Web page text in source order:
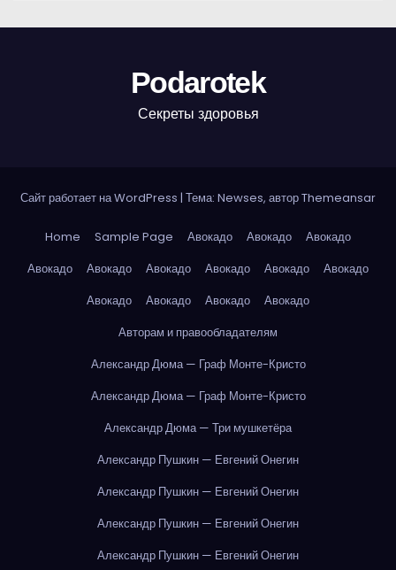
Podarotek
Секреты здоровья
Сайт работает на WordPress | Тема: Newses, авторThemeansar
Home Sample Page Авокадо Авокадо
Авокадо
Авокадо
Авокадо Авокадо Авокадо Авокадо
Авокадо
Авокадо
Авокадо Авокадо
Авокадо
Авторам и правообладателям
Александр Дюма — Граф Монте-Кристо
Александр Дюма — Граф Монте-Кристо
Александр Дюма — Три мушкетёра
Александр Пушкин — Евгений Онегин
Александр Пушкин — Евгений Онегин
Александр Пушкин — Евгений Онегин
Александр Пушкин — Евгений Онегин